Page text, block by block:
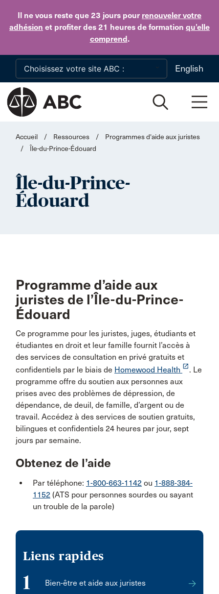
Il ne vous reste que 23 jours pour renouveler votre
adhésion et profiter des 21 heures de formation qu’elle
comprend.
Skip to main content
English
Accueil / Ressources /
Programmes d'aide aux juristes
/
Île-du-Prince-Édouard
Île-du-Prince-
Édouard
Programme d’aide aux
juristes de l’Île-du-Prince-
Édouard
Ce programme pour les juristes, juges, étudiants et
étudiantes en droit et leur famille fournit l’accès à
des services de consultation en privé gratuits et
confidentiels par le biais de Homewood Health launch . Le
programme offre du soutien aux personnes aux
prises avec des problèmes de dépression, de
dépendance, de deuil, de famille, d’argent ou de
travail. Accédez à des services de soutien gratuits,
bilingues et confidentiels 24 heures par jour, sept
jours par semaine.
Obtenez de l’aide
Par téléphone: 1-800-663-1142 ou 1-888-384-
1152 (ATS pour personnes sourdes ou sayant
un trouble de la parole)
Liens rapides
1 Bien-être et aide aux juristes